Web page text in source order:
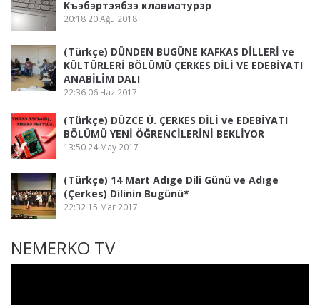
Къэбэртэябзэ клавиатурэр
20:18 20 Ağu 2018
(Türkçe) DÜNDEN BUGÜNE KAFKAS DİLLERİ ve
KÜLTÜRLERİ BÖLÜMÜ ÇERKES DİLİ VE EDEBİYATI
ANABİLİM DALI
22:36 06 Haz 2017
(Türkçe) DÜZCE Ü. ÇERKES DİLİ ve EDEBİYATI
BÖLÜMÜ YENİ ÖĞRENCİLERİNİ BEKLİYOR
13:50 24 May 2017
(Türkçe) 14 Mart Adıge Dili Günü ve Adıge
(Çerkes) Dilinin Bugünü*
22:32 15 Mar 2017
NEMERKO TV